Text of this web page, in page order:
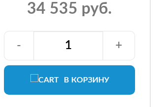
34 535 руб.
В КОРЗИНУ
- +